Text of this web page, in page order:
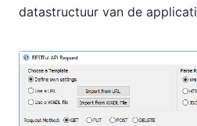
datastructuur van de